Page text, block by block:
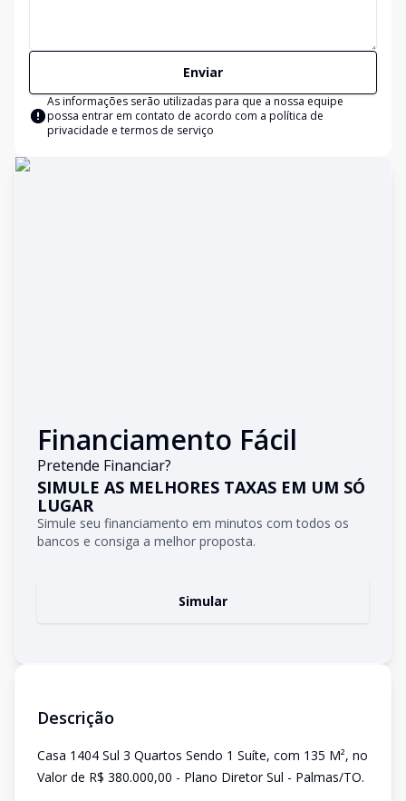
Enviar
As informações serão utilizadas para que a nossa equipe
possa entrar em contato de acordo com a política de
privacidade e termos de serviço
Financiamento Fácil
Pretende Financiar?
SIMULE AS MELHORES TAXAS EM UM SÓ
LUGAR
Simule seu financiamento em minutos com todos os
bancos e consiga a melhor proposta.
Simular
Descrição
Casa 1404 Sul 3 Quartos Sendo 1 Suíte, com 135 M², no
Valor de R$ 380.000,00 - Plano Diretor Sul - Palmas/TO.